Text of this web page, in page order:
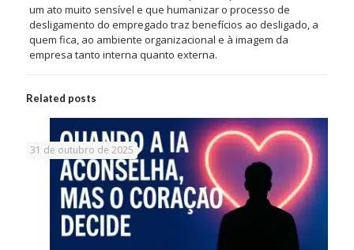
um ato muito sensível e que humanizar o processo de
desligamento do empregado traz benefícios ao desligado, a
quem fica, ao ambiente organizacional e à imagem da
empresa tanto interna quanto externa.
Related posts
31 de outubro de 2025